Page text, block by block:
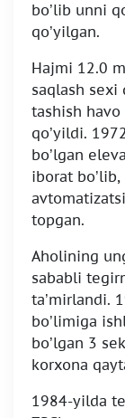
bo’lib unni
qo’yilgan.
Hajmi 12.0
saqlash sexi
tashish havo
qo’yildi.
bo’lgan
iborat
topgan.
Aholining
sababli
ta’mirlandi.
bo’limiga
bo’lgan 3
korxona
1984-yilda